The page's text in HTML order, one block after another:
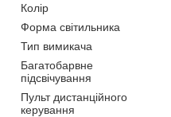
Колір
Форма світильника
Тип вимикача
Багатобарвне
підсвічування
Пульт дистанційного
керування